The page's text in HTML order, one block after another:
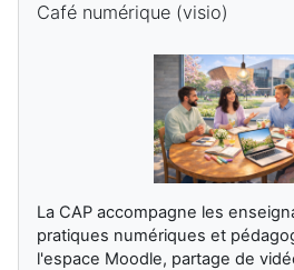
Café numérique (visio)
La CAP accompagne les
pratiques numériques et
l'espace Moodle, partage de